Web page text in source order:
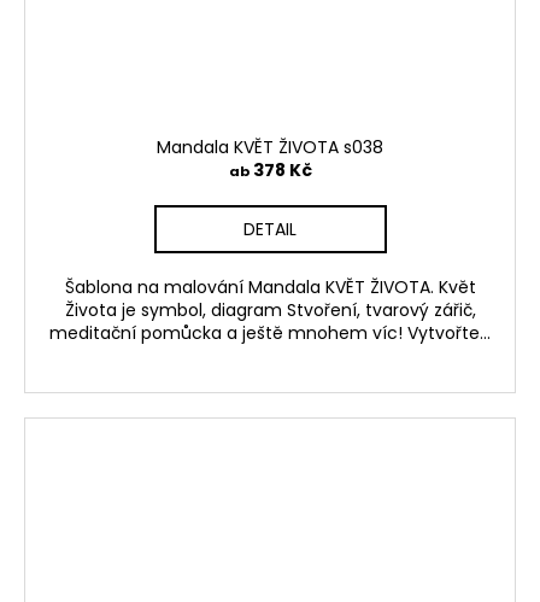
Mandala KVĚT ŽIVOTA s038
ab378 Kč
DETAIL
Šablona na malování Mandala KVĚT ŽIVOTA. Květ
Života je symbol, diagram Stvoření, tvarový zářič,
meditační pomůcka a ještě mnohem víc! Vytvořte...